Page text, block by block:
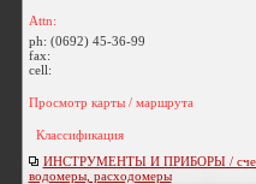
Attn:
ph: (0692) 45-36-99
fax:
cell:
Просмотр карты / маршрута
Классификация
ИНСТРУМЕНТЫ И ПРИБОРЫ /
водомеры, расходомеры